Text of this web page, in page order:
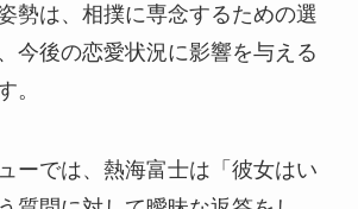
勢は、相撲に専念するための選
今後の恋愛状況に影響を与える
。
ーでは、熱海富士は「彼女はい